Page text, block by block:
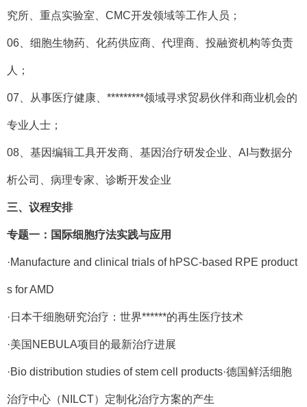
究所、重点实验室、CMC开发领域等工作人员；
06、细胞生物药、化药供应商、代理商、投融资机构等负责
人；
07、从事医疗健康、*********领域寻求贸易伙伴和商业机会的
专业人士；
08、基因编辑工具开发商、基因治疗研发企业、AI与数据分
析公司、病理专家、诊断开发企业
三、议程安排
专题一：国际细胞疗法实践与应用
·Manufacture and clinical trials of hPSC-based RPE product
s for AMD
·日本干细胞研究治疗：世界******的再生医疗技术
·美国NEBULA项目的最新治疗进展
·Bio distribution studies of stem cell products·德国鲜活细胞
治疗中心（NILCT）定制化治疗方案的产生